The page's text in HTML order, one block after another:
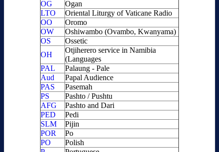
OG
Ogan
LTO
Oriental Liturgy of Vaticane Radio
OO
Oromo
OW
Oshiwambo (Ovambo, Kwanyama)
OS
Ossetic
OH
Otjiherero service in Namibia
(Languages
PAL
Palaung - Pale
Aud
Papal Audience
PAS
Pasemah
PS
Pashto / Pushtu
AFG
Pashto and Dari
PED
Pedi
SLM
Pijin
POR
Po
PO
Polish